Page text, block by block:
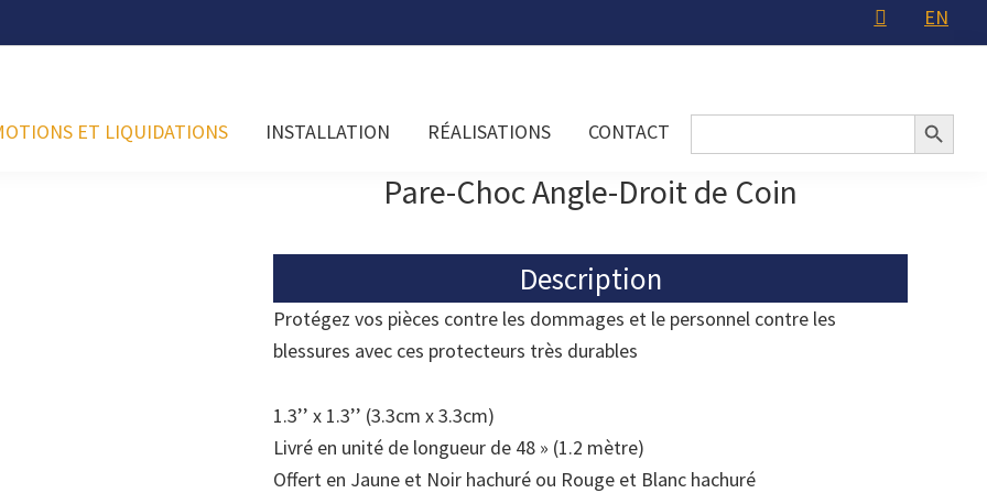
EN
ET LIQUIDATIONS INSTALLATION RÉALISATIONS CONTACT Search Search Button
Pare-Choc Angle-Droit de Coin
Description
Protégez vos pièces contre les dommages et le personnel contre les
blessures avec ces protecteurs très durables
1.3’’ x 1.3’’ (3.3cm x 3.3cm)
Livré en unité de longueur de 48 » (1.2 mètre)
Offert en Jaune et Noir hachuré ou Rouge et Blanc hachuré